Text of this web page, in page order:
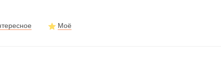
Моё